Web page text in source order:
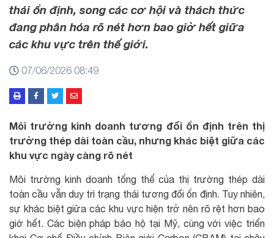
thái ổn định, song các cơ hội và thách thức
đang phân hóa rõ nét hơn bao giờ hết giữa
các khu vực trên thế giới.
07/06/2026 08:49
Môi trường kinh doanh tương đối ổn định trên thị
trường thép dài toàn cầu, nhưng khác biệt giữa các
khu vực ngày càng rõ nét
Môi trường kinh doanh tổng thể của thị trường thép dài
toàn cầu vẫn duy trì trạng thái tương đối ổn định. Tuy nhiên,
sự khác biệt giữa các khu vực hiện trở nên rõ rệt hơn bao
giờ hết. Các biện pháp bảo hộ tại Mỹ, cùng với việc triển